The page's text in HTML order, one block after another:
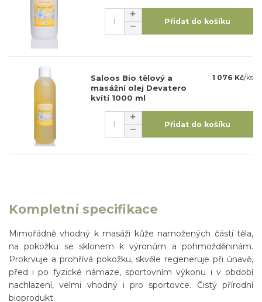
Přidat do košíku
Saloos Bio tělový a
masážní olej Devatero
kvítí 1000 ml
1 076 Kč/ks
Přidat do košíku
Kompletní specifikace
Mimořádně vhodný k masáži kůže namožených částí těla,
na pokožku se sklonem k výronům a pohmožděninám.
Prokrvuje a prohřívá pokožku, skvěle regeneruje při únavě,
před i po fyzické námaze, sportovním výkonu i v období
nachlazení, velmi vhodný i pro sportovce. Čistý přírodní
bioprodukt.